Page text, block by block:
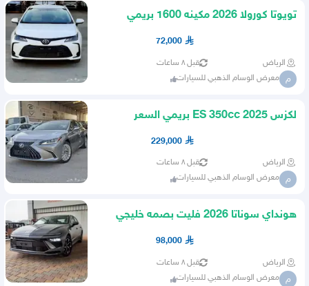
تويوتا كورولا 2026 مكينه 1600 بريمي
72,000
الرياض قبل ٨ ساعات
م معرض الوسام الذهبي للسيارات
لكزس 2025 ES 350cc بريمي السعر
229,000
الرياض قبل ٨ ساعات
م معرض الوسام الذهبي للسيارات
هونداي سوناتا 2026 فليت بصمه خليجي
98,000
الرياض قبل ٨ ساعات
م معرض الوسام الذهبي للسيارات